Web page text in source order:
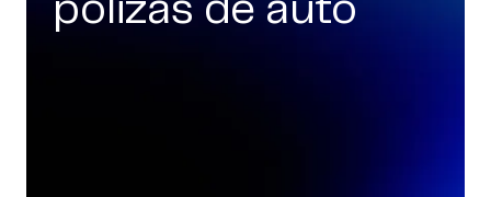
pólizas de auto